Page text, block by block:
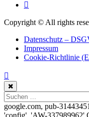
Copyright © All rights
Datenschutz –
Impressum
Cookie-Richtlinie
Suchen
nach:
google.com, pub-
'config', 'AW-337989962'